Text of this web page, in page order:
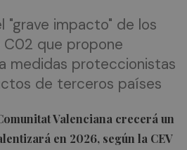
"grave impacto" de los
que propone
medidas proteccionistas
de terceros países
Valenciana crecerá un
en 2026, según la CEV